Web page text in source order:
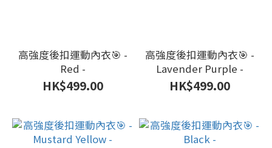
高強度後扣運動內衣🎯 -
Red -
HK$499.00
高強度後扣運動內衣🎯 -
Lavender Purple -
HK$499.00